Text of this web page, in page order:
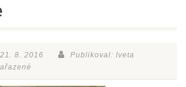
8. 2016
Publikoval: Iveta